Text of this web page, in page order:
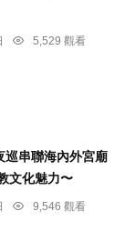
5,529 觀看
巡串聯海內外宮廟
文化魅力〜
9,546 觀看